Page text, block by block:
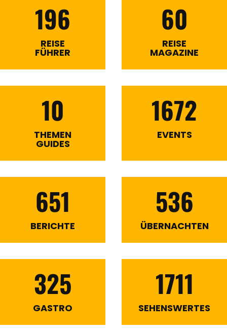
196
REISE
FÜHRER
60
REISE
MAGAZINE
10
THEMEN
GUIDES
1672
EVENTS
651
BERICHTE
536
ÜBERNACHTEN
325
GASTRO
1711
SEHENSWERTES